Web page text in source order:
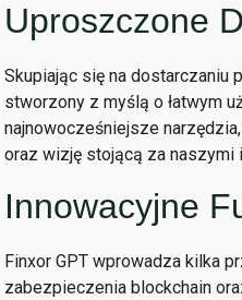
Uproszczone
Skupiając się na dostarczaniu
stworzony z myślą o łatwym
najnowocześniejsze
oraz wizję stojącą za naszymi
Innowacyjne
Finxor GPT wprowadza kilka
zabezpieczenia blockchain